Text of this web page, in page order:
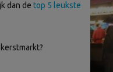
dan de top 5 leukste